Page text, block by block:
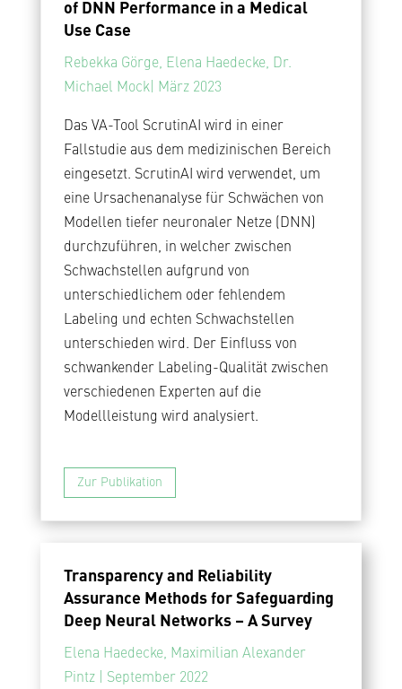
of DNN Performance in a Medical
Use Case
Rebekka Görge, Elena Haedecke, Dr.
Michael Mock| März 2023
Das VA-Tool ScrutinAI wird in einer
Fallstudie aus dem medizinischen Bereich
eingesetzt. ScrutinAI wird verwendet, um
eine Ursachenanalyse für Schwächen von
Modellen tiefer neuronaler Netze (DNN)
durchzuführen, in welcher zwischen
Schwachstellen aufgrund von
unterschiedlichem oder fehlendem
Labeling und echten Schwachstellen
unterschieden wird. Der Einfluss von
schwankender Labeling-Qualität zwischen
verschiedenen Experten auf die
Modellleistung wird analysiert.
Zur Publikation
Transparency and Reliability
Assurance Methods for Safeguarding
Deep Neural Networks – A Survey
Elena Haedecke, Maximilian Alexander
Pintz | September 2022